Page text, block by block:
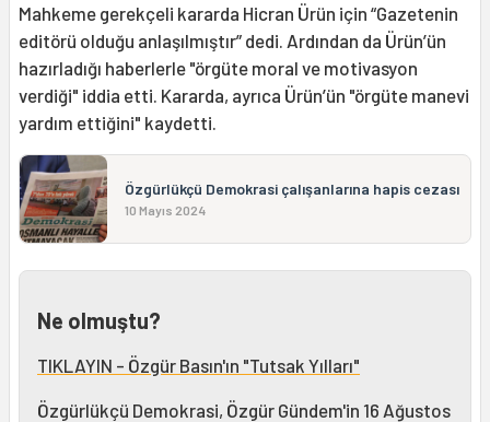
Mahkeme gerekçeli kararda Hicran Ürün için “Gazetenin
editörü olduğu anlaşılmıştır” dedi. Ardından da Ürün’ün
hazırladığı haberlerle "örgüte moral ve motivasyon
verdiği" iddia etti. Kararda, ayrıca Ürün’ün "örgüte manevi
yardım ettiğini" kaydetti.
Özgürlükçü Demokrasi çalışanlarına hapis cezası
10 Mayıs 2024
Ne olmuştu?
TIKLAYIN - Özgür Basın'ın "Tutsak Yılları"
Özgürlükçü Demokrasi, Özgür Gündem'in 16 Ağustos